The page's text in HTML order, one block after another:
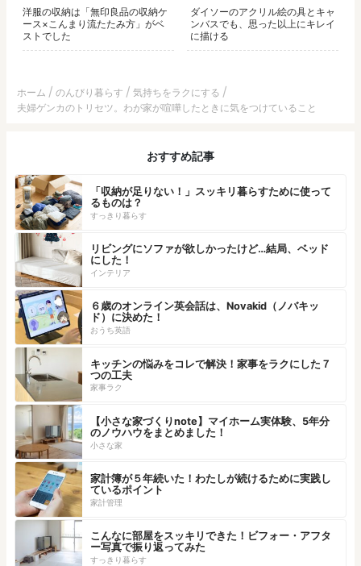
洋服の収納は「無印良品の収納ケ
ース×こんまり流たたみ方」がベ
ストでした
ダイソーのアクリル絵の具とキャ
ンバスでも、思った以上にキレイ
に描ける
ホーム のんびり暮らす
気持ちをラクにする
夫婦ゲンカのトリセツ。わが家が喧嘩したときに気をつけていること
おすすめ記事
「収納が足りない！」スッキリ暮らすために使って
るものは？
すっきり暮らす
リビングにソファが欲しかったけど…結局、ベッド
にした！
インテリア
６歳のオンライン英会話は、Novakid（ノバキッ
ド）に決めた！
おうち英語
キッチンの悩みをコレで解決！家事をラクにした７
つの工夫
家事ラク
【小さな家づくりnote】マイホーム実体験、5年分
のノウハウをまとめました！
小さな家
家計簿が５年続いた！わたしが続けるために実践し
ているポイント
家計管理
こんなに部屋をスッキリできた！ビフォー・アフタ
ー写真で振り返ってみた
すっきり暮らす